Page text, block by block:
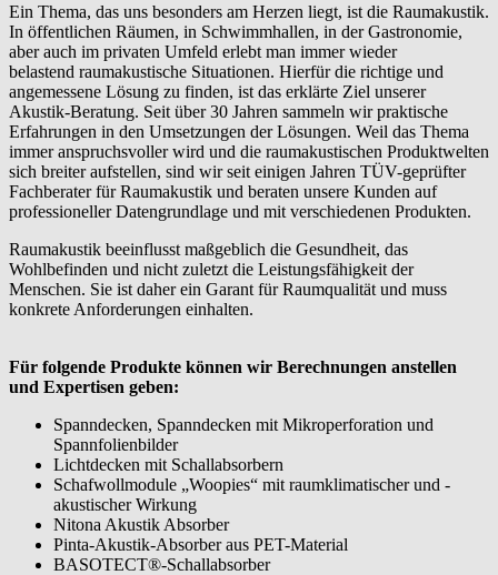
Ein Thema, das uns besonders am Herzen liegt, ist die Raumakustik.
In öffentlichen Räumen, in Schwimmhallen, in der Gastronomie,
aber auch im privaten Umfeld erlebt man immer wieder
belastend raumakustische Situationen. Hierfür die richtige und
angemessene Lösung zu finden, ist das erklärte Ziel unserer
Akustik-Beratung. Seit über 30 Jahren sammeln wir praktische
Erfahrungen in den Umsetzungen der Lösungen. Weil das Thema
immer anspruchsvoller wird und die raumakustischen Produktwelten
sich breiter aufstellen, sind wir seit einigen Jahren TÜV-geprüfter
Fachberater für Raumakustik und beraten unsere Kunden auf
professioneller Datengrundlage und mit verschiedenen Produkten.
Raumakustik beeinflusst maßgeblich die Gesundheit, das
Wohlbefinden und nicht zuletzt die Leistungsfähigkeit der
Menschen. Sie ist daher ein Garant für Raumqualität und muss
konkrete Anforderungen einhalten.
Für folgende Produkte können wir Berechnungen anstellen
und Expertisen geben:
Spanndecken, Spanndecken mit Mikroperforation und
Spannfolienbilder
Lichtdecken mit Schallabsorbern
Schafwollmodule „Woopies“ mit raumklimatischer und -
akustischer Wirkung
Nitona Akustik Absorber
Pinta-Akustik-Absorber aus PET-Material
BASOTECT®-Schallabsorber